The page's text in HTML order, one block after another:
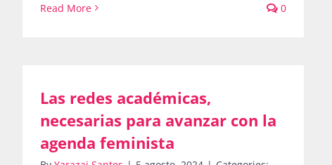
Read More 0
Las redes académicas,
necesarias para avanzar con la
agenda feminista